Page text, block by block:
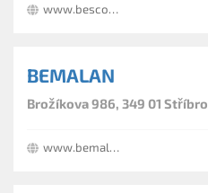
www.bescom.cz
BEMALAN
Brožíkova 986, 349 01 Stříbro
www.bemalan.cz